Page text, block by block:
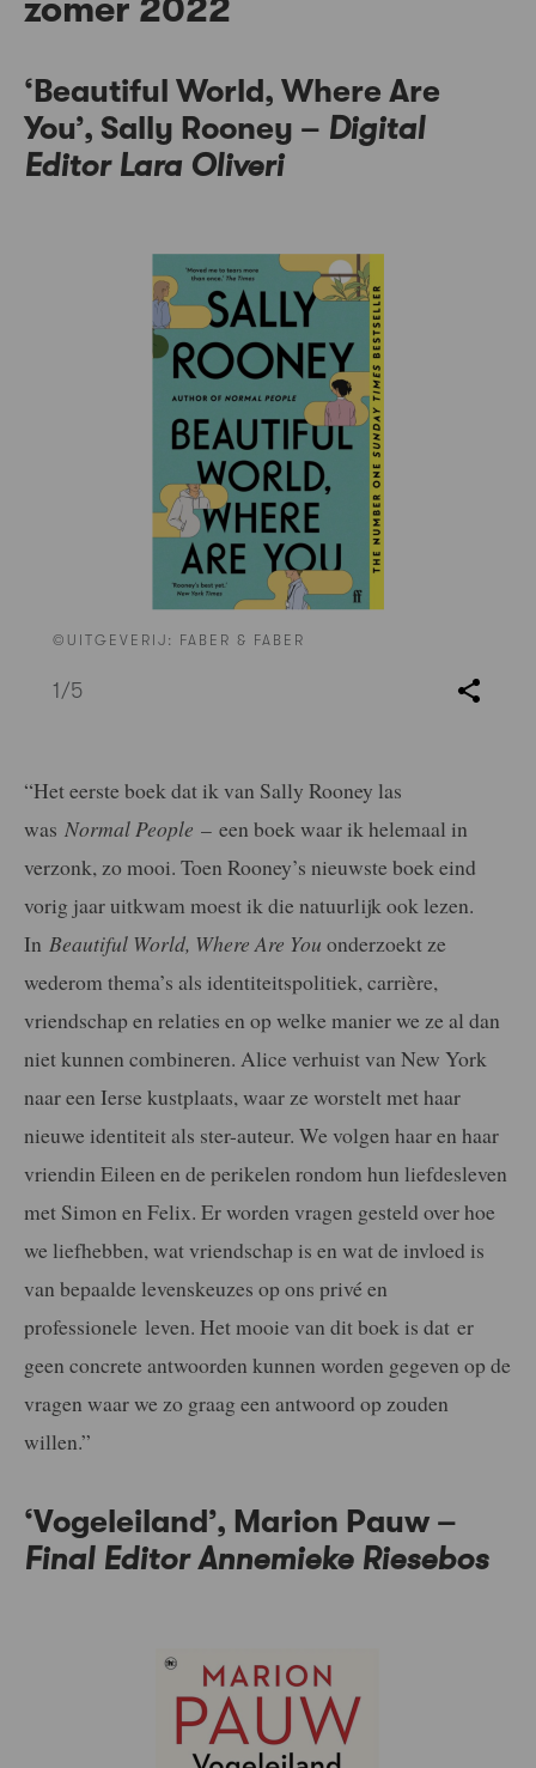
zomer 2022
‘Beautiful World, Where Are
You’, Sally Rooney – Digital
Editor Lara Oliveri
©UITGEVERIJ: FABER & FABER
1/5
“Het eerste boek dat ik van Sally Rooney las
was Normal People – een boek waar ik helemaal in
verzonk, zo mooi. Toen Rooney’s nieuwste boek eind
vorig jaar uitkwam moest ik die natuurlijk ook lezen.
In Beautiful World, Where Are You onderzoekt ze
wederom thema’s als identiteitspolitiek, carrière,
vriendschap en relaties en op welke manier we ze al dan
niet kunnen combineren. Alice verhuist van New York
naar een Ierse kustplaats, waar ze worstelt met haar
nieuwe identiteit als ster-auteur. We volgen haar en haar
vriendin Eileen en de perikelen rondom hun liefdesleven
met Simon en Felix. Er worden vragen gesteld over hoe
we liefhebben, wat vriendschap is en wat de invloed is
van bepaalde levenskeuzes op ons privé en
professionele leven. Het mooie van dit boek is dat er
geen concrete antwoorden kunnen worden gegeven op de
vragen waar we zo graag een antwoord op zouden
willen.”
‘Vogeleiland’, Marion Pauw –
Final Editor Annemieke Riesebos